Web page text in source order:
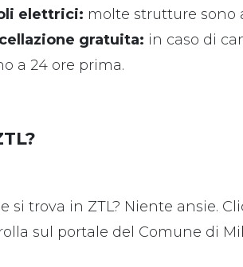
elettrici: molte strutture sono
gratuita: in caso di
a 24 ore prima.
si trova in ZTL? Niente ansie.
sul portale del Comune di